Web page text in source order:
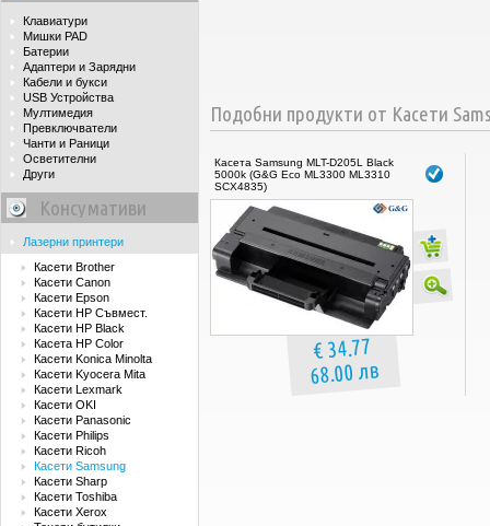
Клавиатури
Мишки PAD
Батерии
Адаптери и Зарядни
Кабели и букси
USB Устройства
Мултимедия
Превключватели
Чанти и Раници
Осветителни
Други
Консумативи
Лазерни принтери
Касети Brother
Касети Canon
Касети Epson
Касети HP Съвмест.
Касети HP Black
Касета HP Color
Касети Konica Minolta
Касети Kyocera Mita
Касети Lexmark
Касети OKI
Касети Panasonic
Касети Philips
Касети Ricoh
Касети Samsung
Касети Sharp
Касети Toshiba
Касети Xerox
Подобни продукти от Касети
Касета Samsung MLT-D205L Black
5000k (G&G Eco ML3300 ML3310
SCX4835)
€ 34.77
68.00 лв